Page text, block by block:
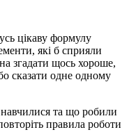
цікаву формулу
які б сприяли
згадати щось хороше,
сказати одне одному
та що робили
правила роботи